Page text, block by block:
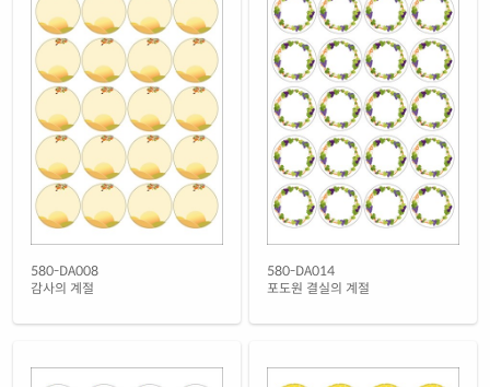
보라색 모조
CL580TV-FA010잉크젯, 레이저 겸용
재질 설명
노란색 모조
CL580TY-FA010잉크젯, 레이저 겸용
재질 설명
흰색 모조 잉크젯
CJ580-FA010
잉크젯 전용
재질 설명
흰색 무광 방수 잉크젯
CJ580WU-FA010잉크젯 전용
재질 설명
흰색 광택 방수 잉크젯
잉크젯 전용
580-DA008
감사의 계절
580-DA014
포도원 결실의 계절